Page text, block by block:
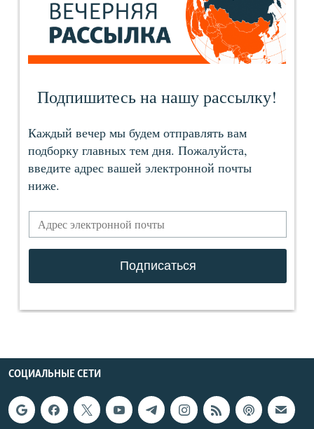
СОЦИАЛЬНЫЕ СЕТИ